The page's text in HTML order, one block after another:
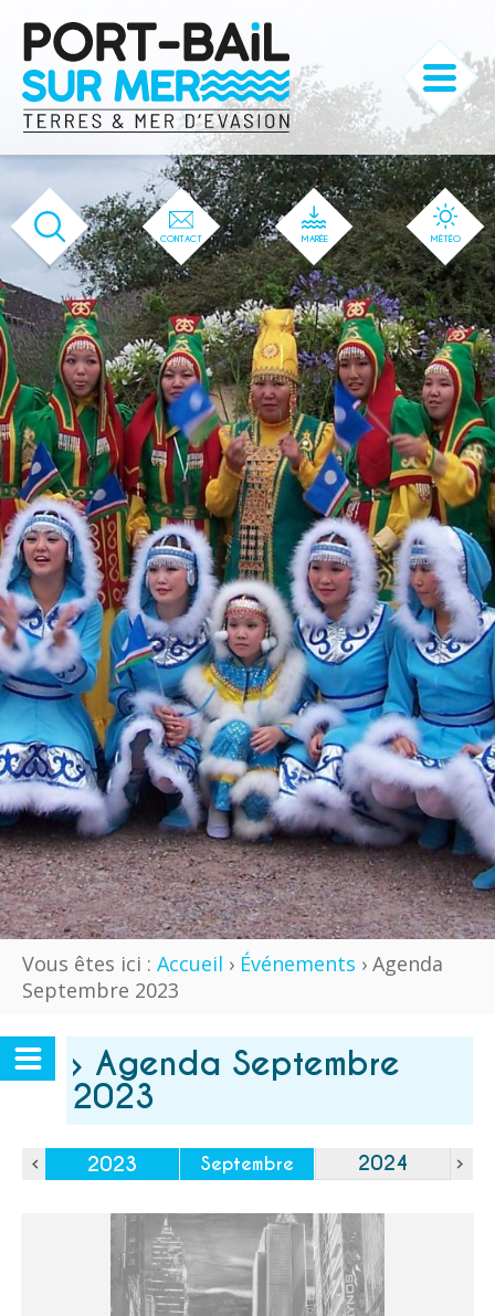
CONTACT MARÉE MÉTÉO
Vous êtes ici : Accueil › Événements › Agenda
Septembre 2023
› Agenda Septembre
2023
2023 Septembre 2024